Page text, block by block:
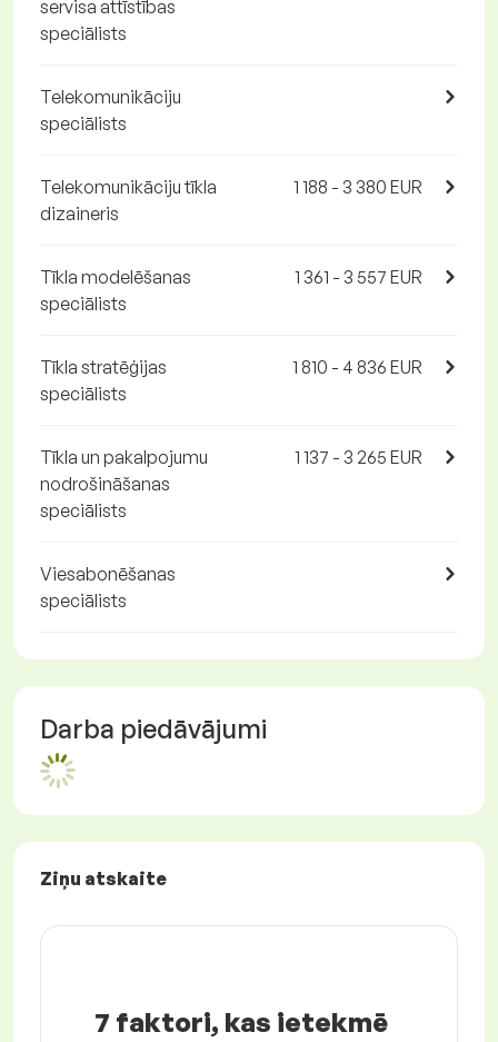
servisa attīstības
speciālists
Telekomunikāciju
speciālists
Telekomunikāciju tīkla
dizaineris
1 188 - 3 380 EUR
Tīkla modelēšanas
speciālists
1 361 - 3 557 EUR
Tīkla stratēģijas
speciālists
1 810 - 4 836 EUR
Tīkla un pakalpojumu
nodrošināšanas
speciālists
1 137 - 3 265 EUR
Viesabonēšanas
speciālists
Darba piedāvājumi
Ziņu atskaite
7 faktori, kas ietekmē